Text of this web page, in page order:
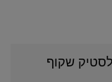
שקוף